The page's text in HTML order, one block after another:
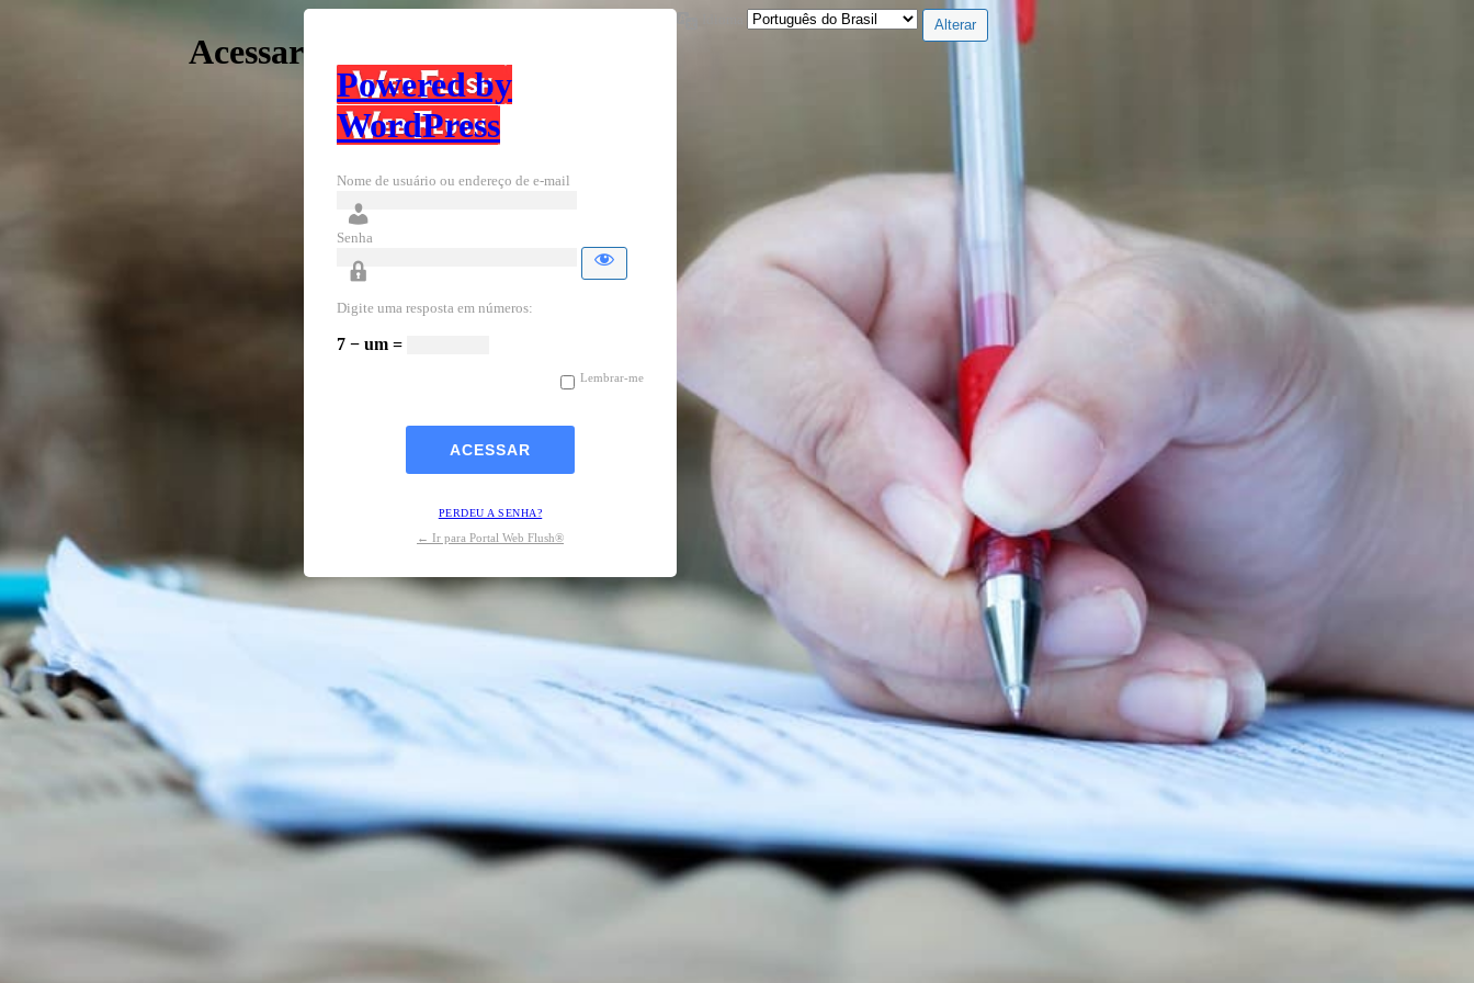
Acessar
Powered by
WordPress
Nome de usuário ou endereço de e-mail
Senha
Digite uma resposta em números:
7 − um =
Lembrar-me
PERDEU A SENHA?
← Ir para Portal Web Flush®